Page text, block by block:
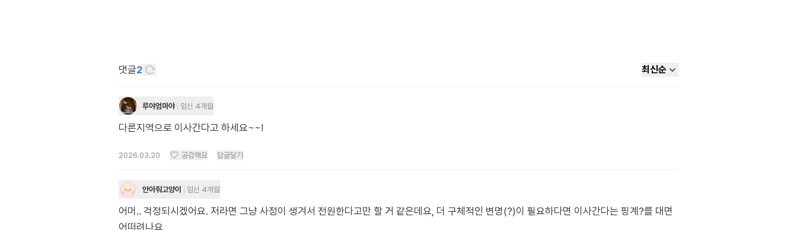
댓글2 최신순
루야엄마야 임신 4개월
다른지역으로 이사간다고 하세요~~!
2026.03.20 공감해요 답글달기
안아줘고양이 임신 4개월
어머.. 걱정되시겠어요. 저라면 그냥 사정이 생겨서 전원한다고만 할 거 같은데요, 더 구체적인 변명(?)이 필요하다면 이사간다는 핑계?를 대면
어떠려나요